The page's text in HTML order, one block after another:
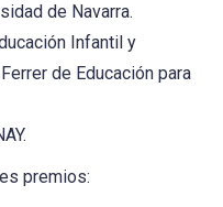
de Navarra.
Infantil y
de Educación para
premios: